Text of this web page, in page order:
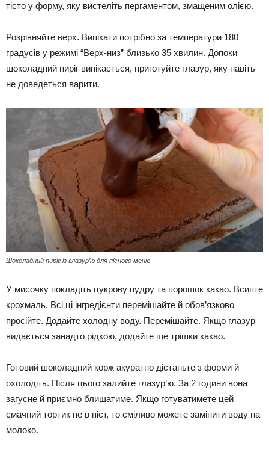
тісто у форму, яку вистеліть пергаментом, змащеним олією.
Розрівняйте верх. Випікати потрібно за температури 180
градусів у режимі “Верх-низ” близько 35 хвилин. Допоки
шоколадний пиріг випікається, приготуйте глазур, яку навіть
не доведеться варити.
Шоколадний пиріг із глазур’ю для пісного меню
У мисочку покладіть цукрову пудру та порошок какао. Всипте
крохмаль. Всі ці інгредієнти перемішайте й обов’язково
просійте. Додайте холодну воду. Перемішайте. Якщо глазур
видається занадто рідкою, додайте ще трішки какао.
Готовий шоколадний корж акуратно дістаньте з форми й
охолодіть. Після цього залийте глазур’ю. За 2 години вона
загусне й приємно блищатиме. Якщо готуватимете цей
смачний тортик не в піст, то сміливо можете замінити воду на
молоко.